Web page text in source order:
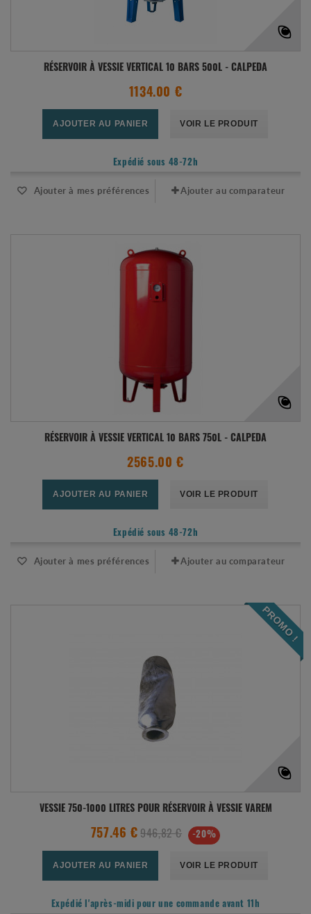
RÉSERVOIR À VESSIE VERTICAL 10 BARS 500L - CALPEDA
1134.00 €
AJOUTER AU PANIER VOIR LE PRODUIT
Expédié sous 48-72h
Ajouter à mes préférences Ajouter au comparateur
RÉSERVOIR À VESSIE VERTICAL 10 BARS 750L - CALPEDA
2565.00 €
AJOUTER AU PANIER VOIR LE PRODUIT
Expédié sous 48-72h
Ajouter à mes préférences Ajouter au comparateur
PROMO !
VESSIE 750-1000 LITRES POUR RÉSERVOIR À VESSIE VAREM
757.46 € 946,82 € -20%
AJOUTER AU PANIER VOIR LE PRODUIT
Expédié l'après-midi pour une commande avant 11h